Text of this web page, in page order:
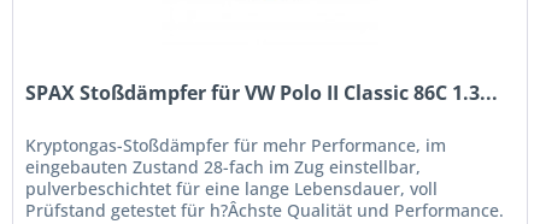
SPAX Stoßdämpfer für VW Polo II Classic 86C 1.3...
Kryptongas-Stoßdämpfer für mehr Performance, im
eingebauten Zustand 28-fach im Zug einstellbar,
pulverbeschichtet für eine lange Lebensdauer, voll
Prüfstand getestet für h?Âchste Qualität und Performance.